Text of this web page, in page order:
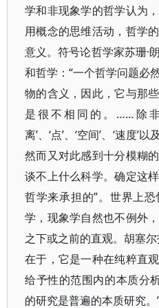
学和非现象学的哲学认为
用概念的思维活动，哲学
意义。符号论哲学家苏珊·
和哲学：“一个哲学问题必
物的含义，因此，它与那
是很不相同的。……除
离’、‘点’、‘空间’、‘速度’
然而又对此感到十分模糊
谈不上什么科学。确定这
哲学来承担的”。世界上
学，现象学自然也不例外
之下或之前的直观。胡塞
在于，它是一种在纯粹直
给予性的范围内的本质分
的研究是普遍的本质研究